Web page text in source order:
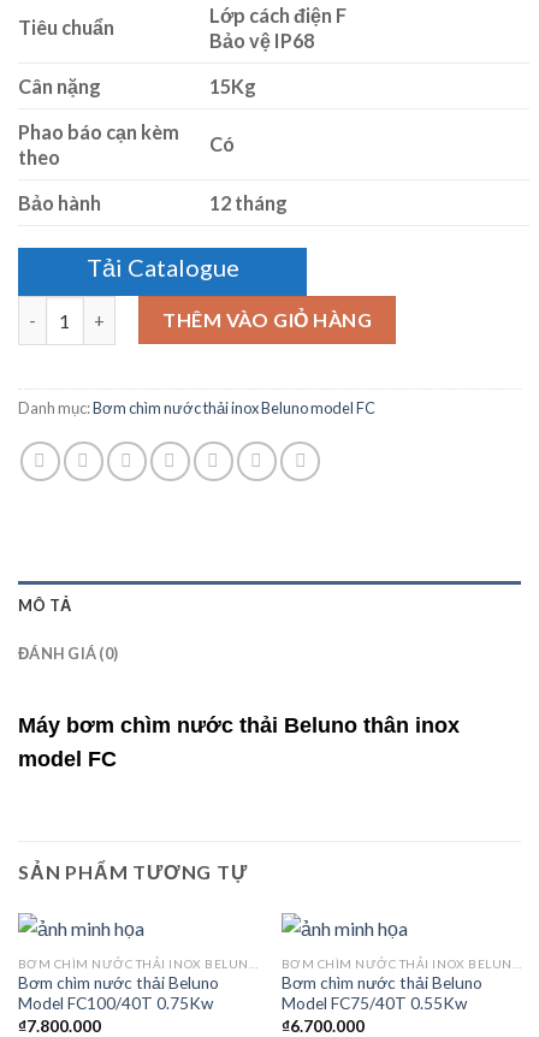
Tiêu chuẩn
Lớp cách điện F
Bảo vệ IP68
Cân nặng
15Kg
Phao báo cạn kèm
theo
Có
Bảo hành 12 tháng
Tải Catalogue
THÊM VÀO GIỎ HÀNG
Danh mục:Bơm chìm nước thải inox Beluno model FC
MÔ TẢ
ĐÁNH GIÁ (0)
Máy bơm chìm nước thải Beluno thân inox
model FC
SẢN PHẨM TƯƠNG TỰ
Bơm chìm nước thải Beluno
Model FC100/40T 0.75Kw
₫7.800.000
Bơm chìm nước thải Beluno
Model FC75/40T 0.55Kw
₫6.700.000